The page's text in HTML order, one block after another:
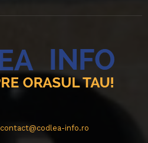
contact@codlea-info.ro